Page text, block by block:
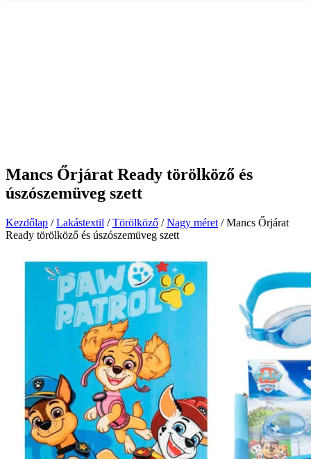
Mancs Őrjárat Ready törölköző és
úszószemüveg szett
Kezdőlap /Lakástextil /Törölköző /Nagy méret / Mancs Őrjárat
Ready törölköző és úszószemüveg szett